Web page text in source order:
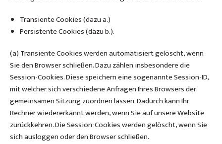
Transiente Cookies (dazu a.)
Persistente Cookies (dazu b.).
(a) Transiente Cookies werden automatisiert gelöscht, wenn
Sie den Browser schließen. Dazu zählen insbesondere die
Session-Cookies. Diese speichern eine sogenannte Session-ID,
mit welcher sich verschiedene Anfragen Ihres Browsers der
gemeinsamen Sitzung zuordnen lassen. Dadurch kann Ihr
Rechner wiedererkannt werden, wenn Sie auf unsere Website
zurückkehren. Die Session-Cookies werden gelöscht, wenn Sie
sich ausloggen oder den Browser schließen.